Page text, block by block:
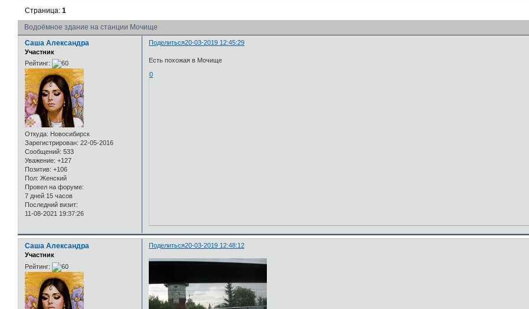
Водоёмное здание на станции Мочище
Страница:1
Поделиться20-03-2019 12:45:29
Саша Александра
Участник
Рейтинг:
Откуда: Новосибирск
Зарегистрирован: 22-05-2016
Сообщений: 533
Уважение: +127
Позитив: +106
Пол: Женский
Провел на форуме:
7 дней 15 часов
Последний визит:
11-08-2021 19:37:26
Есть похожая в Мочище
0
Поделиться20-03-2019 12:48:12
Саша Александра
Участник
Рейтинг: